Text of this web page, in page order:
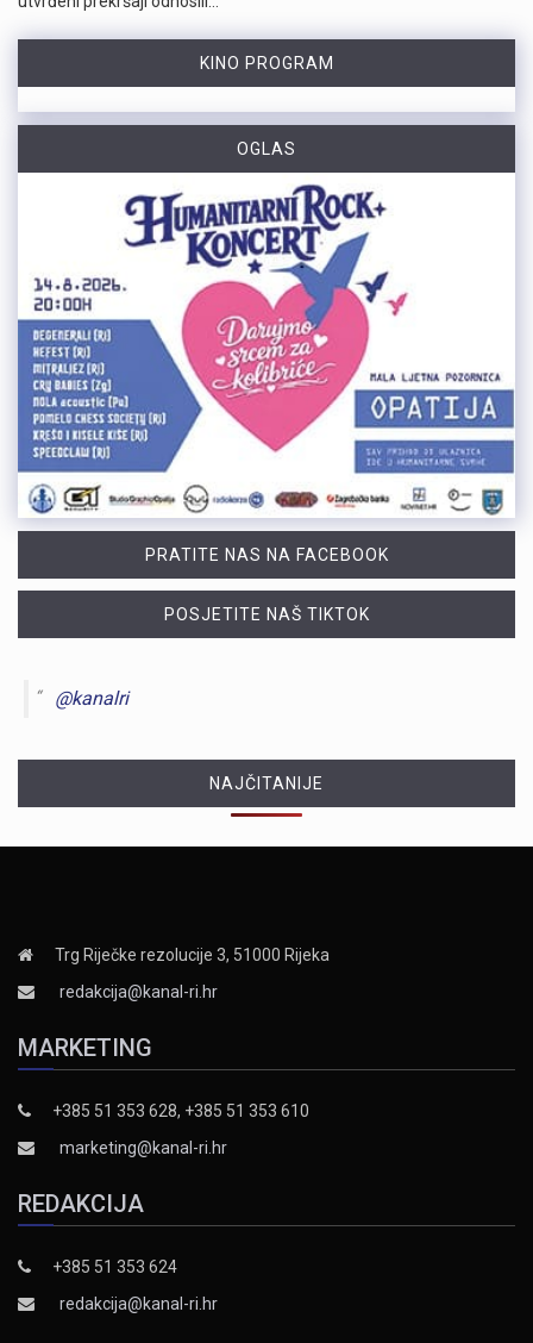
KINO PROGRAM
OGLAS
PRATITE NAS NA FACEBOOK
POSJETITE NAŠ TIKTOK
@kanalri
NAJČITANIJE
Trg Riječke rezolucije 3, 51000 Rijeka
redakcija@kanal-ri.hr
MARKETING
+385 51 353 628, +385 51 353 610
marketing@kanal-ri.hr
REDAKCIJA
+385 51 353 624
redakcija@kanal-ri.hr